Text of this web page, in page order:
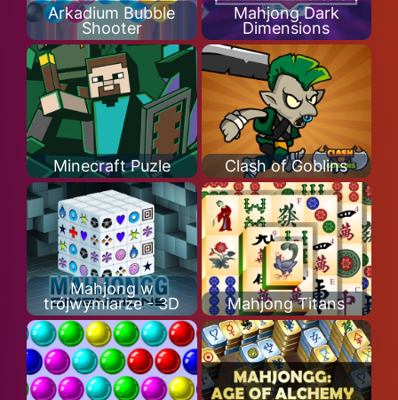
Arkadium Bubble
Shooter
Mahjong Dark
Dimensions
Minecraft Puzle Clash of Goblins
Mahjong w
trójwymiarze - 3D
Mahjong Titans